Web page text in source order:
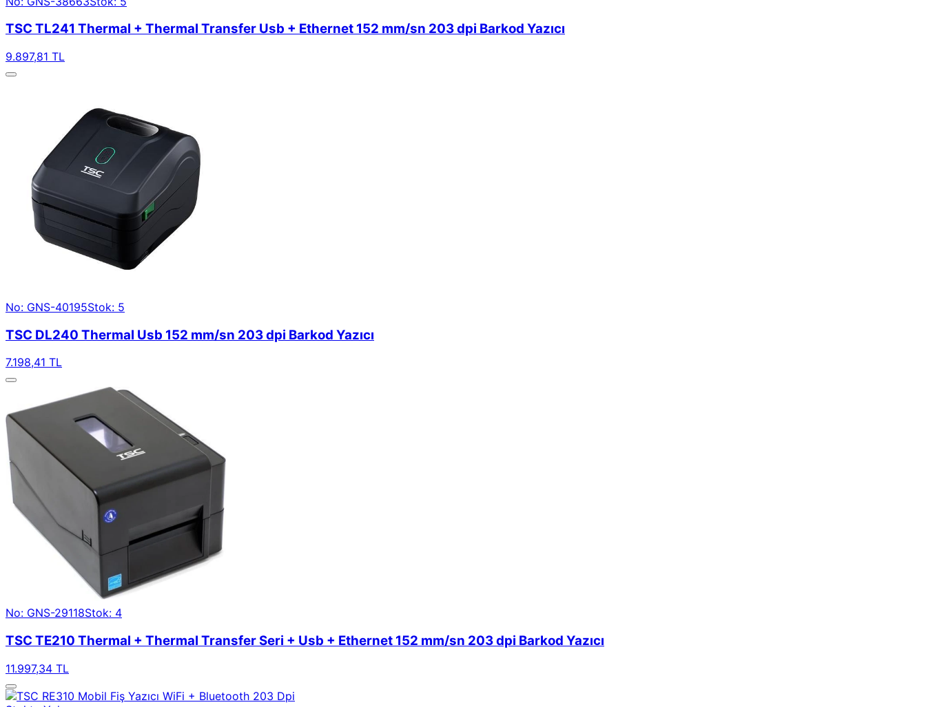
TSC TL241 Thermal + Thermal Transfer Usb + Ethernet 152 mm/sn 203 dpi Barkod Yazıcı
9.897,81 TL
No: GNS-40195Stok: 5
TSC DL240 Thermal Usb 152 mm/sn 203 dpi Barkod Yazıcı
7.198,41 TL
No: GNS-29118Stok: 4
TSC TE210 Thermal + Thermal Transfer Seri + Usb + Ethernet 152 mm/sn 203 dpi Barkod Yazıcı
11.997,34 TL